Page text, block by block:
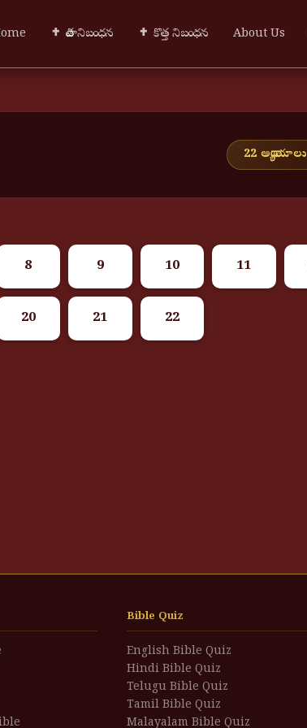
✝ పాత నిబంధన ✝ కొత్త నిబంధన About Us
22 అధ్యాయాలు
8 9 10 11
20 21 22
Bible Quiz
English Bible Quiz
Hindi Bible Quiz
Telugu Bible Quiz
Tamil Bible Quiz
Malayalam Bible Quiz